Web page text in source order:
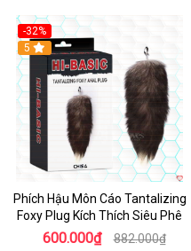
-32%
Hot
5
Phích Hậu Môn Cáo Tantalizing
Foxy Plug Kích Thích Siêu Phê
600.000₫ 882.000₫